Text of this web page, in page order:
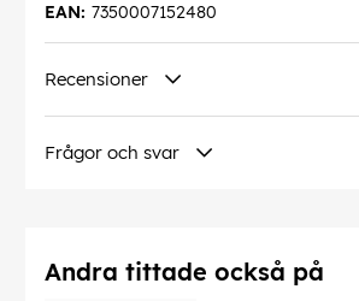
7350007152480
EAN:
Recensioner
Frågor och svar
Andra tittade också på